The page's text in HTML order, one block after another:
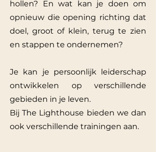
hollen? En wat kan je doen om
opnieuw die opening richting dat
doel, groot of klein, terug te zien
en stappen te ondernemen?
Je kan je persoonlijk leiderschap
ontwikkelen op verschillende
gebieden in je leven.
Bij The Lighthouse bieden we dan
ook verschillende trainingen aan.